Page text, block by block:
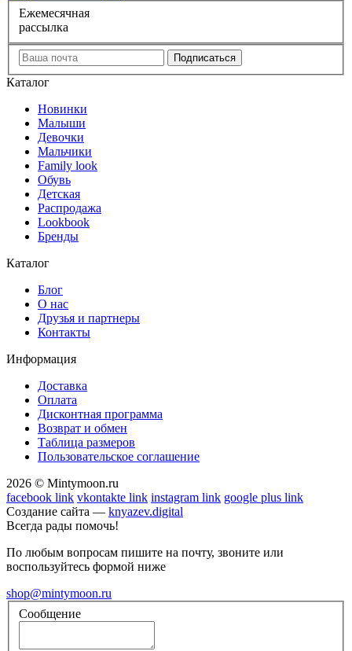
Ежемесячная
рассылка
Каталог
Новинки
Малыши
Девочки
Мальчики
Family look
Обувь
Детская
Распродажа
Lookbook
Бренды
Каталог
Блог
О нас
Друзья и партнеры
Контакты
Информация
Доставка
Оплата
Дисконтная программа
Возврат и обмен
Таблица размеров
Пользовательское соглашение
2026 © Mintymoon.ru
facebook link vkontakte link instagram link google plus link
Создание сайта — knyazev.digital
Всегда рады помочь!
По любым вопросам пишите на почту, звоните или
воспользуйтесь формой ниже
shop@mintymoon.ru
Сообщение